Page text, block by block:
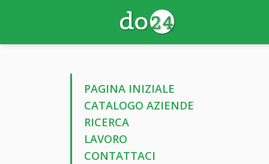
PAGINA INIZIALE
CATALOGO AZIENDE
RICERCA
LAVORO
CONTATTACI